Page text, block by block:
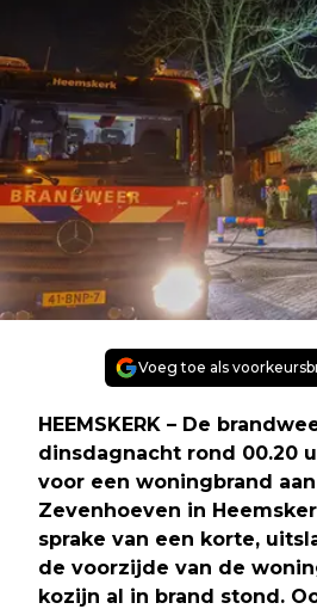
Voeg toe als
HEEMSKERK – De
dinsdagnacht rond 00.20
voor een woningbrand
Zevenhoeven in
sprake van een korte,
de voorzijde van de
kozijn al in brand stond.